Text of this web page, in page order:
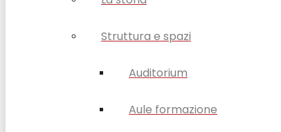
Struttura e spazi
Auditorium
Aule formazione